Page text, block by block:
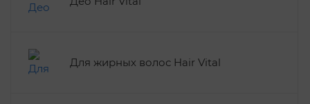
Для жирных волос Hair Vital